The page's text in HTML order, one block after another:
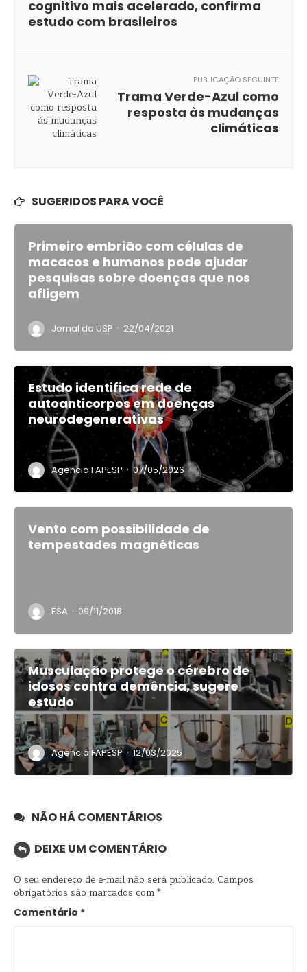
cognitivo mais acelerado, confirma
estudo com brasileiros
PUBLICAÇÃO SEGUINTE
Trama Verde-Azul como
resposta às mudanças
climáticas
SUGERIDOS PARA VOCÊ
Primeiro embrião com células de
macacos e humanos pode ajudar
pesquisas sobre doenças que nos
afligem
Jornal da USP · 22/04/2021
Estudo identifica rede de
autoanticorpos em doenças
neurodegenerativas
Agência FAPESP · 07/05/2026
Vento com possibilidade de
tempestades magnéticas
ESA · 09/11/2018
Musculação protege o cérebro de
idosos contra demência, sugere
estudo
Agência FAPESP · 12/03/2025
NÃO HÁ COMENTÁRIOS
DEIXE UM COMENTÁRIO
O seu endereço de e-mail não será publicado. Campos
obrigatórios são marcados com*
Comentário *